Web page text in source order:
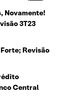
Novamente!
3T23
Revisão
Central